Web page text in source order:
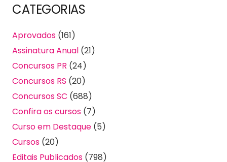
CATEGORIAS
Aprovados (161)
Assinatura Anual (21)
Concursos PR (24)
Concursos RS (20)
Concursos SC (688)
Confira os cursos (7)
Curso em Destaque (5)
Cursos (20)
Editais Publicados (798)